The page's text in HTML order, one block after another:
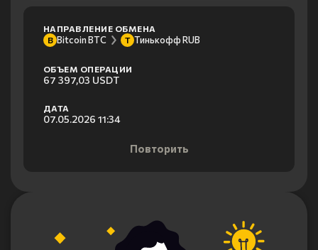
НАПРАВЛЕНИЕ ОБМЕНА
B Bitcoin BTC Т Тинькофф RUB
ОБЪЕМ ОПЕРАЦИИ
67 397,03 USDT
ДАТА
07.05.2026 11:34
Повторить